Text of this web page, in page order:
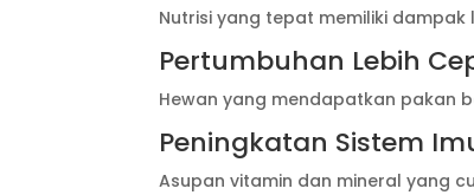
Nutrisi yang tepat memiliki
Pertumbuhan Lebih
Hewan yang mendapatkan pakan
Peningkatan Sistem
Asupan vitamin dan mineral yang